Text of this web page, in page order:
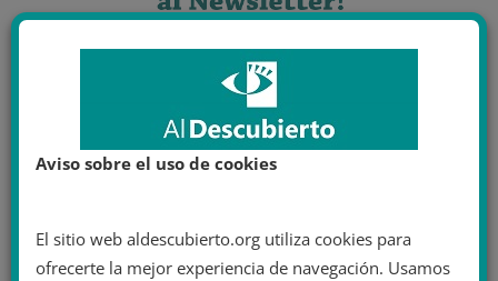
Aviso sobre el uso de cookies
El sitio web aldescubierto.org utiliza cookies para
ofrecerte la mejor experiencia de navegación. Usamos